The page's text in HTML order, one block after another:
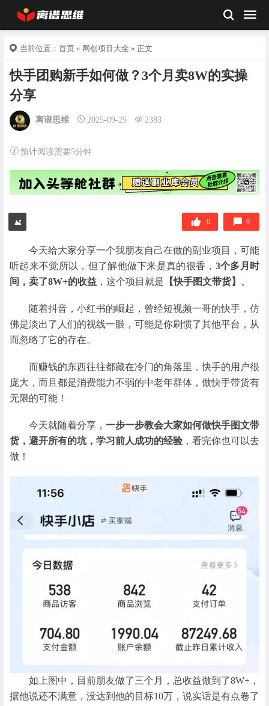
当前位置： 首页 » 网创项目大全 » 正文
快手团购新手如何做？3个月卖8W的实操
分享
离谱思维 2025-09-25 2383
预计阅读需要5分钟
0 0
今天给大家分享一个我朋友自己在做的副业项目，可能
听起来不觉所以，但了解他做下来是真的很香， 3个多月时
间，卖了8W+的收益 ，这个项目就是 【快手图文带货】 。
随着抖音，小红书的崛起，曾经短视频一哥的快手，仿
佛是淡出了人们的视线一眼，可能是你刷惯了其他平台，从
而忽略了它的存在。
而赚钱的东西往往都藏在冷门的角落里，快手的用户很
庞大，而且都是消费能力不弱的中老年群体，做快手带货有
无限的可能！
今天就随着分享， 一步一步教会大家如何做快手图文带
货，避开所有的坑，学习前人成功的经验 ，看完你也可以去
做！
如上图中，目前朋友做了三个月，总收益做到了8W+，
据他说还不满意，没达到他的目标10万，说实话是有点卷了